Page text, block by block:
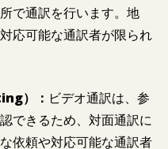
で通訳を行います。地
応可能な通訳者が限られ
）： ビデオ通訳は、参
できるため、対面通訳に
依頼や対応可能な通訳者